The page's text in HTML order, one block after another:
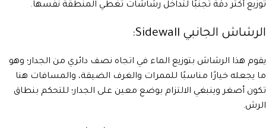
توزيع أكثر دقة تجنبًا لتداخل رشاشات تغطي المنطقة نفسها.
الرشاش الجانبي Sidewall:
يقوم هذا الرشاش بتوزيع الماء في اتجاه نصف دائري من الجدار؛ وهو
ما يجعله خيارًا مناسبًا للممرات والغرف الضيقة، والمسافات هنا
تكون أصغر وينبغي الالتزام بوضع معين على الجدار؛ للتحكم بنطاق
الرش.